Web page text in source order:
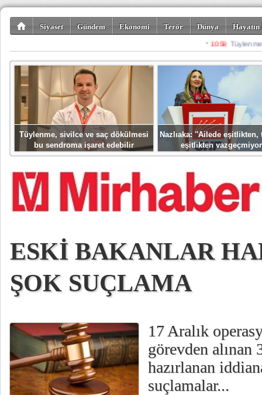
Siyaset Gündem Ekonomi Terör Dünya
Spor Misafir
Tüylenme, sivilce ve saç dökülmesi
bu sendroma işaret edebilir
Nazlıaka: ''Ailede eşitlikten,
eşitlikten
ESKİ BAKANLAR
ŞOK SUÇLAMA
17 Aralık
görevden alınan
hazırlanan
suçlamalar...